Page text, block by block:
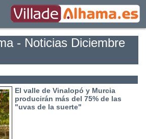
- Noticias Diciembre
El valle de Vinalopó y Murcia
producirán más del 75% de las
"uvas de la suerte"